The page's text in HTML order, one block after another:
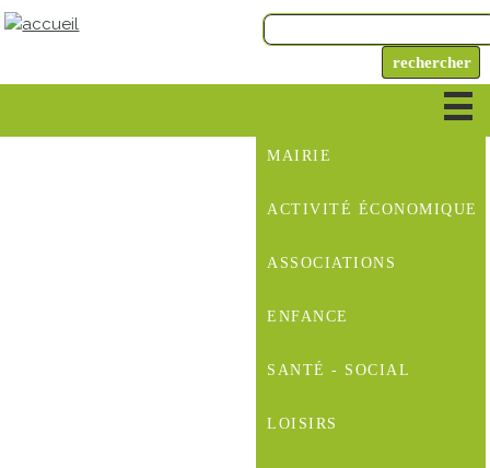
MAIRIE
ACTIVITÉ ÉCONOMIQUE
ASSOCIATIONS
ENFANCE
SANTÉ - SOCIAL
LOISIRS